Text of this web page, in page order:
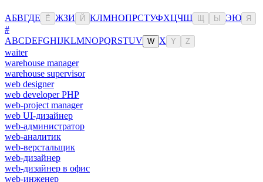
АБВГДЕ Ё ЖЗИ Й КЛМНОПРСТУФХЦЧШ Ы ЭЮ Я
#
ABCDEFGHIJKLMNOPQRSTUV W X Y Z
waiter
warehouse manager
warehouse supervisor
web designer
web developer PHP
web-project manager
web UI-дизайнер
web-администратор
web-аналитик
web-верстальщик
web-дизайнер
web-дизайнер в офис
web-инженер